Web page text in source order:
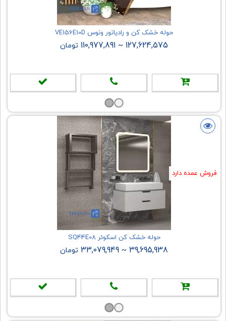
حوله خشک کن و رادیاتور ونوس VE156E10D
127,624,575
~
110,977,891تومان
فروش عمده دارد
حوله خشک کن اسکوئر SQ44E08
39,695,938
~
33,079,949تومان